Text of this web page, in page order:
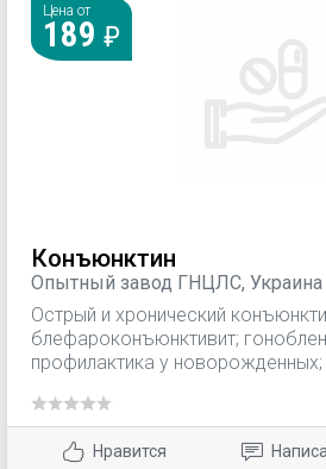
Цена от
189
Конъюнктин
Опытный завод ГНЦЛС, Украина
Острый и хронический
блефароконъюнктивит;
профилактика у
гнойно-воспалительных
хирургических вмешательств в
также обработка контактных
Нравится